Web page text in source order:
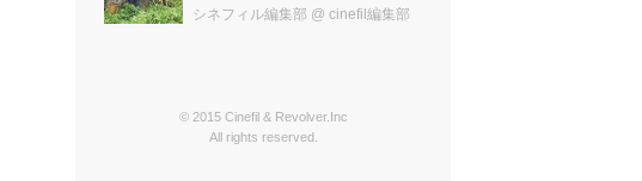
笹谷遼平監督『山歌（サン
シネフィル編集部 @ cinefil編集部
© 2015 Cinefil & Revolver.Inc
All rights reserved.